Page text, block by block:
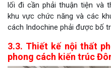
lối đi cần phải thuận tiện và
khu vực chức năng và các
cách Indochine phải được bố
3.3. Thiết kế nội thất
phong cách kiến trúc